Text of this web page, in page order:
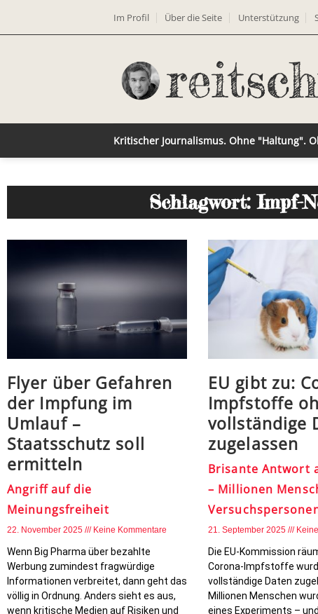
Im Profil Über die Seite Unterstützung
Kritischer Journalismus. Ohne "Haltung".
Schlagwort: Impf-
Flyer über Gefahren
der Impfung im
Umlauf –
Staatsschutz soll
ermitteln
Angriff auf die
Meinungsfreiheit
22. November 2025 Keine Kommentare
Wenn Big Pharma über bezahlte
Werbung zumindest fragwürdige
Informationen verbreitet, dann geht das
völlig in Ordnung. Anders sieht es aus,
wenn kritische Medien auf Risiken und
EU gibt zu:
Impfstoffe
vollständige
zugelassen
Brisante Antwort
– Millionen
21. September 2025
Die EU-Kommission
Corona-Impfstoffe
vollständige Daten
Millionen Menschen
eines Experiments –